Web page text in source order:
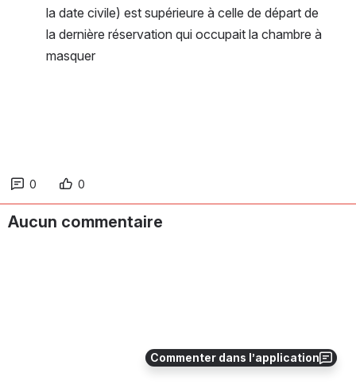
Commenter dans l’application
la date civile) est supérieure à celle de départ de
la dernière réservation qui occupait la chambre à
masquer
0 0
Aucun commentaire